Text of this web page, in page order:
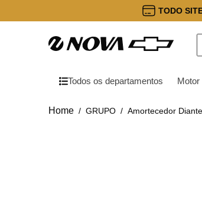
TODO
Todos os departamentos Motor
GRUPO Amortecedor